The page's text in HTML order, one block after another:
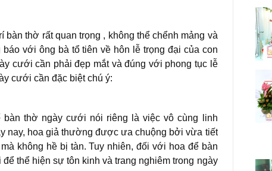
thờ rất quan trọng , không thể chểnh mảng và
với ông bà tổ tiên về hôn lễ trọng đại của con
cưới cần phải đẹp mắt và đúng với phong tục lễ
cưới cần đặc biệt chú ý:
thờ ngày cưới nói riêng là việc vô cùng linh
nay, hoa giả thường được ưa chuộng bởi vừa tiết
không hề bị tàn. Tuy nhiên, đối với hoa để bàn
thể hiện sự tôn kinh và trang nghiêm trong ngày